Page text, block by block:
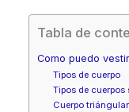
Tabla de
Como puedo
Tipos de cuerpo
Tipos de
Cuerpo triángular